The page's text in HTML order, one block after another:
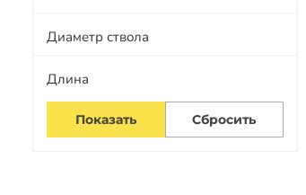
Диаметр ствола
Длина